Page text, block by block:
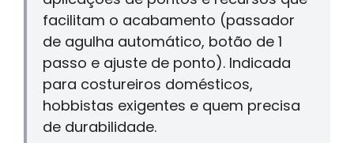
facilitam o acabamento (passador
de agulha automático, botão de 1
passo e ajuste de ponto). Indicada
para costureiros domésticos,
hobbistas exigentes e quem precisa
de durabilidade.